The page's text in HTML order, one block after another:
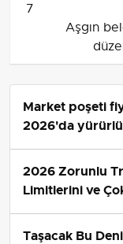
7
Aşgın
Bingöl'de 1.
Başladı
Bingöl'ün Genç
oyunseverleri bir